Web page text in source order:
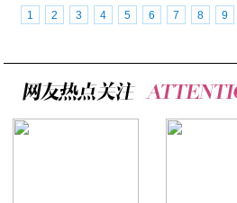
1
2 3 4 5 6 7 8 9